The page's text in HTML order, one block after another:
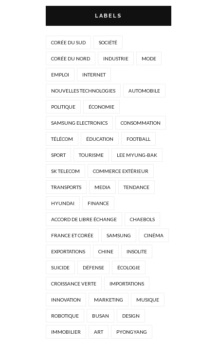
LABELS
CORÉE DU SUD SOCIÉTÉ
CORÉE DU NORD INDUSTRIE MODE
EMPLOI INTERNET
NOUVELLES TECHNOLOGIES AUTOMOBILE
POLITIQUE ÉCONOMIE
SAMSUNG ELECTRONICS CONSOMMATION
TÉLÉCOM ÉDUCATION FOOTBALL
SPORT TOURISME LEE MYUNG-BAK
SK TELECOM COMMERCE EXTÉRIEUR
TRANSPORTS MEDIA TENDANCE
HYUNDAI FINANCE
ACCORD DE LIBRE ÉCHANGE CHAEBOLS
FRANCE ET CORÉE SAMSUNG CINÉMA
EXPORTATIONS CHINE INSOLITE
SUICIDE DÉFENSE ÉCOLOGIE
CROISSANCE VERTE IMPORTATIONS
INNOVATION MARKETING MUSIQUE
ROBOTIQUE BUSAN DESIGN
IMMOBILIER ART PYONGYANG